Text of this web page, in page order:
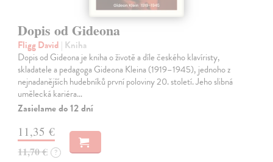
Dopis od Gideona
Fligg David | Kniha
Dopis od Gideona je kniha o životě a díle českého klavíristy,
skladatele a pedagoga Gideona Kleina (1919–1945), jednoho z
nejnadanějších hudebníků první poloviny 20. století. Jeho slibná
umělecká kariéra…
Zasielame do 12 dní
11,35 €
11,70 € ?